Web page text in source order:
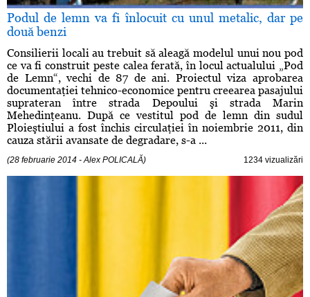
Podul de lemn va fi înlocuit cu unul metalic, dar pe
două benzi
Consilierii locali au trebuit să aleagă modelul unui nou pod
ce va fi construit peste calea ferată, în locul actualului „Pod
de Lemn“, vechi de 87 de ani. Proiectul viza aprobarea
documentaţiei tehnico-economice pentru creearea pasajului
suprateran între strada Depoului şi strada Marin
Mehedinţeanu. După ce vestitul pod de lemn din sudul
Ploieştiului a fost închis circulaţiei în noiembrie 2011, din
cauza stării avansate de degradare, s-a ...
(28 februarie 2014 - Alex POLICALĂ) 1234 vizualizări